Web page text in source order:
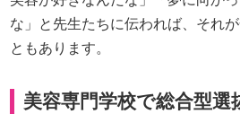
な」と先生たちに伝われば、それ
ともあります。
美容専門学校で総合型選